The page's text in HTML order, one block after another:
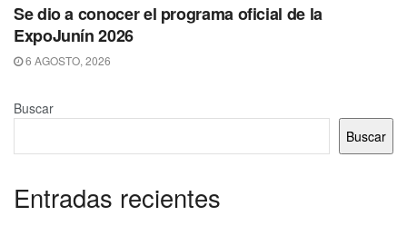
Se dio a conocer el programa oficial de la
ExpoJunín 2026
6 AGOSTO, 2026
Buscar
Buscar
Entradas recientes